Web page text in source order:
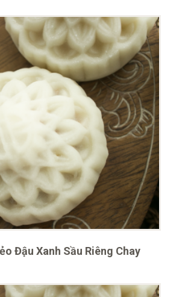
Đậu Xanh Sầu Riêng Chay